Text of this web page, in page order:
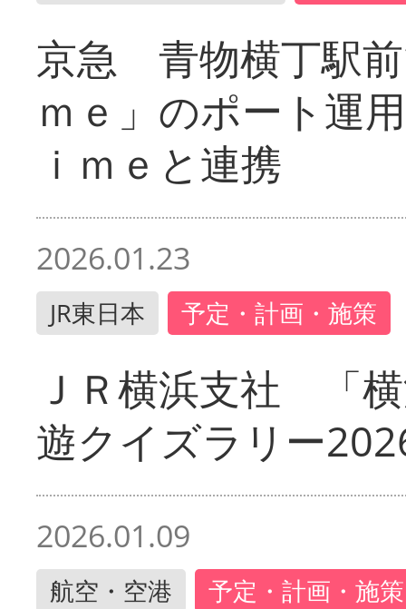
京急 青物横丁駅
ｍｅ」のポート運
ｉｍｅと連携
2026.01.23
JR東日本 予定・計画・施策
ＪＲ横浜支社 「
遊クイズラリー
2026.01.09
航空・空港 予定・計画・施策